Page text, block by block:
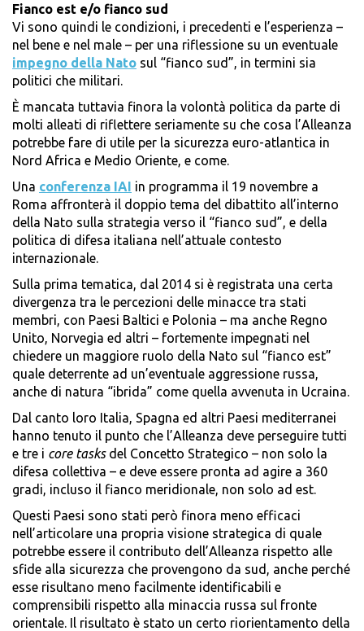
Fianco est e/o fianco sud
Vi sono quindi le condizioni, i precedenti e l’esperienza –
nel bene e nel male – per una riflessione su un eventuale
impegno della Nato sul “fianco sud”, in termini sia
politici che militari.
È mancata tuttavia finora la volontà politica da parte di
molti alleati di riflettere seriamente su che cosa l’Alleanza
potrebbe fare di utile per la sicurezza euro-atlantica in
Nord Africa e Medio Oriente, e come.
Una conferenza IAI in programma il 19 novembre a
Roma affronterà il doppio tema del dibattito all’interno
della Nato sulla strategia verso il “fianco sud”, e della
politica di difesa italiana nell’attuale contesto
internazionale.
Sulla prima tematica, dal 2014 si è registrata una certa
divergenza tra le percezioni delle minacce tra stati
membri, con Paesi Baltici e Polonia – ma anche Regno
Unito, Norvegia ed altri – fortemente impegnati nel
chiedere un maggiore ruolo della Nato sul “fianco est”
quale deterrente ad un’eventuale aggressione russa,
anche di natura “ibrida” come quella avvenuta in Ucraina.
Dal canto loro Italia, Spagna ed altri Paesi mediterranei
hanno tenuto il punto che l’Alleanza deve perseguire tutti
e tre i core tasksdel Concetto Strategico – non solo la
difesa collettiva – e deve essere pronta ad agire a 360
gradi, incluso il fianco meridionale, non solo ad est.
Questi Paesi sono stati però finora meno efficaci
nell’articolare una propria visione strategica di quale
potrebbe essere il contributo dell’Alleanza rispetto alle
sfide alla sicurezza che provengono da sud, anche perché
esse risultano meno facilmente identificabili e
comprensibili rispetto alla minaccia russa sul fronte
orientale. Il risultato è stato un certo riorientamento della